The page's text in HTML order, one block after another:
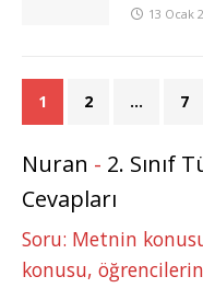
13 Ocak
1 2 … 7
Nuran - 2. Sınıf
Cevapları
Soru: Metnin
konusu,